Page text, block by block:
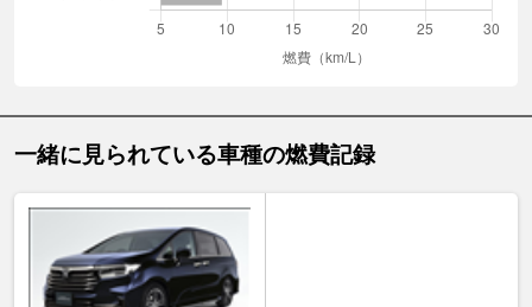
一緒に見られている車種の燃費記録